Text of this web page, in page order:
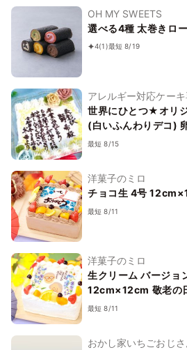
OH MY SWEETS
選べる4種 太巻きロ
4(1)最短 8/19
アレルギー対応ケー
世界にひとつ★オリ
(白いふんわりデコ)
用 天然色素(15㎝×15
最短 8/15
洋菓子のミロ
チョコ生 4号
最短 8/11
洋菓子のミロ
生クリーム バージョ
12cm×12cm 敬老の
最短 8/11
おかし家いちごおじさ